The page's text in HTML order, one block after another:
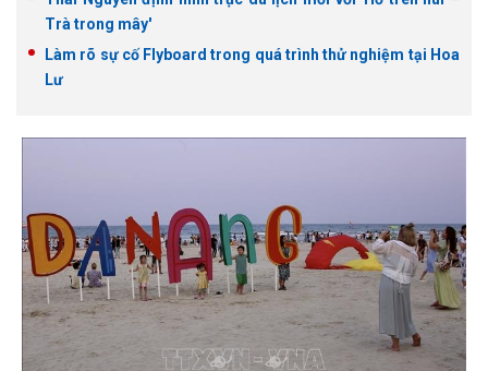
Trà trong mây'
Làm rõ sự cố Flyboard trong quá trình thử nghiệm tại Hoa
Lư